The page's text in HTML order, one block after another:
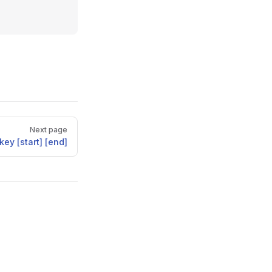
Next page
[start] [end]